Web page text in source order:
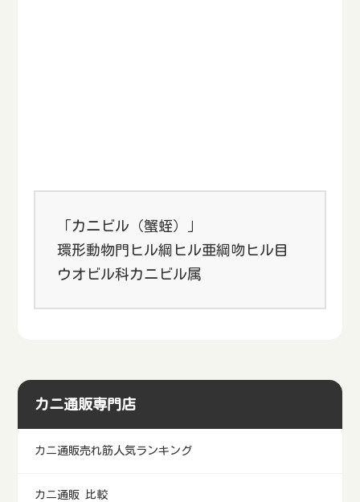
「カニビル（蟹蛭）」
環形動物門ヒル綱ヒル亜綱吻ヒル目
ウオビル科カニビル属
カニ通販専門店
カニ通販売れ筋人気ランキング
カニ通販 比較